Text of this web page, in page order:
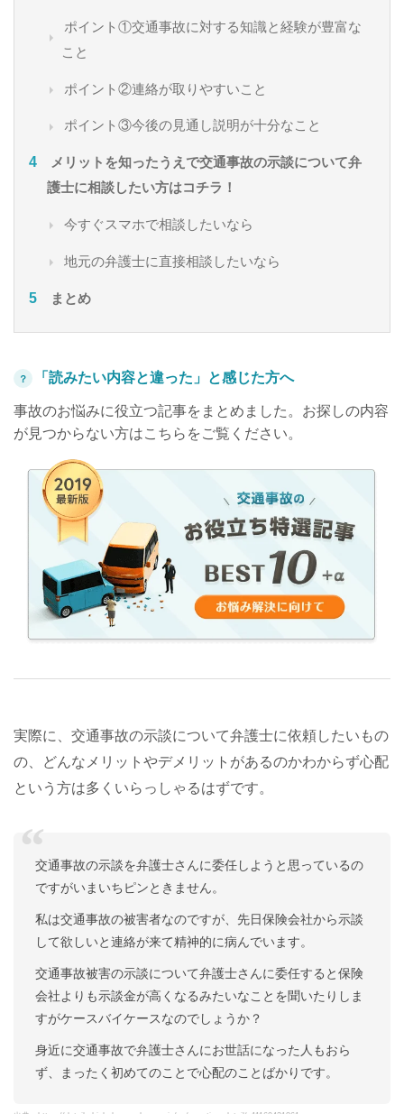
ポイント①交通事故に対する知識と経験が豊富な
こと
ポイント②連絡が取りやすいこと
ポイント③今後の見通し説明が十分なこと
メリットを知ったうえで交通事故の示談について弁
護士に相談したい方はコチラ！
今すぐスマホで相談したいなら
地元の弁護士に直接相談したいなら
まとめ
？ 「読みたい内容と違った」と感じた方へ
事故のお悩みに役立つ記事をまとめました。お探しの内容
が見つからない方はこちらをご覧ください。
実際に、交通事故の示談について弁護士に依頼したいもの
の、どんなメリットやデメリットがあるのかわからず心配
という方は多くいらっしゃるはずです。
交通事故の示談を弁護士さんに委任しようと思っているの
ですがいまいちピンときません。
私は交通事故の被害者なのですが、先日保険会社から示談
して欲しいと連絡が来て精神的に病んでいます。
交通事故被害の示談について弁護士さんに委任すると保険
会社よりも示談金が高くなるみたいなことを聞いたりしま
すがケースバイケースなのでしょうか？
身近に交通事故で弁護士さんにお世話になった人もおら
ず、まったく初めてのことで心配のことばかりです。